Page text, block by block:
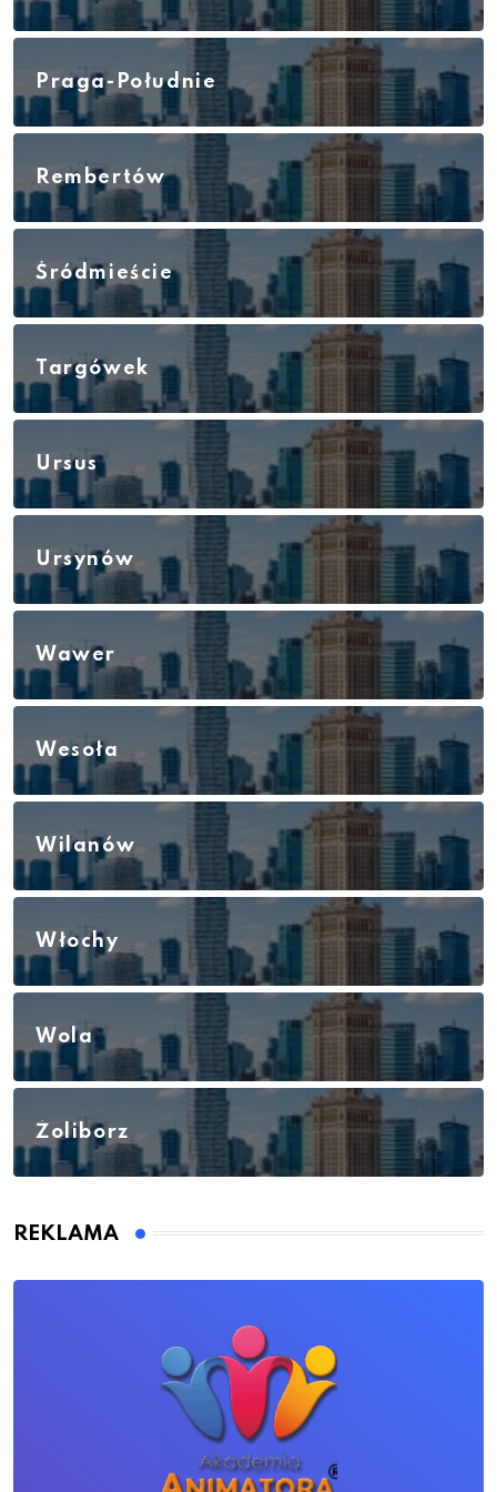
Praga-Południe
Rembertów
Śródmieście
Targówek
Ursus
Ursynów
Wawer
Wesoła
Wilanów
Włochy
Wola
Żoliborz
REKLAMA